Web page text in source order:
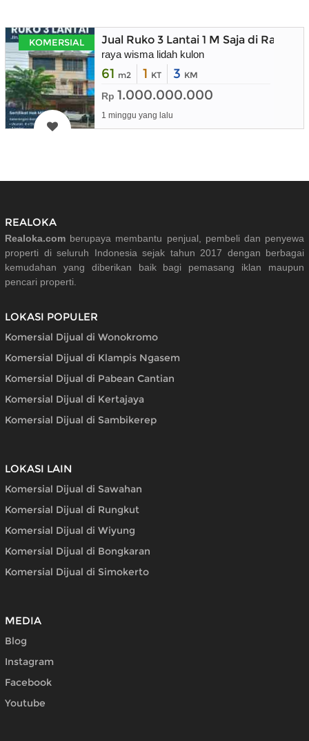
KOMERSIAL Jual Ruko 3 Lantai 1 M Saja di Raya
raya wisma lidah kulon
61 m2 1 KT 3 KM
Rp 1.000.000.000
1 minggu yang lalu
REALOKA
Realoka.com berupaya membantu penjual, pembeli dan penyewa
properti di seluruh Indonesia sejak tahun 2017 dengan berbagai
kemudahan yang diberikan baik bagi pemasang iklan maupun
pencari properti.
LOKASI POPULER
Komersial Dijual di Wonokromo
Komersial Dijual di Klampis Ngasem
Komersial Dijual di Pabean Cantian
Komersial Dijual di Kertajaya
Komersial Dijual di Sambikerep
LOKASI LAIN
Komersial Dijual di Sawahan
Komersial Dijual di Rungkut
Komersial Dijual di Wiyung
Komersial Dijual di Bongkaran
Komersial Dijual di Simokerto
MEDIA
Blog
Instagram
Facebook
Youtube